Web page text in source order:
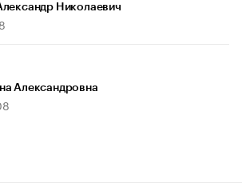
Николаевич
Александровна